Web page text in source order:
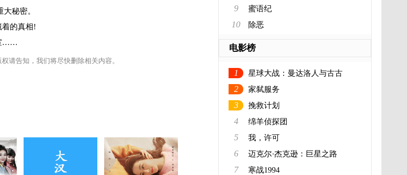
秘密。
的真相!
……
请告知，我们将尽快删除相关内容。
9 蜜语纪
10 除恶
电影榜
1 星球大战：曼达洛人与古古
2 家弑服务
3 挽救计划
4 绵羊侦探团
5 我，许可
6 迈克尔·杰克逊：巨星之路
7 寒战1994